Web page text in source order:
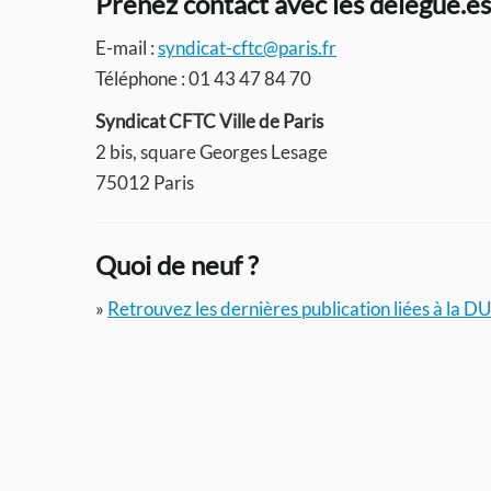
E-mail :syndicat-cftc@paris.fr
Téléphone : 01 43 47 84 70
Syndicat CFTC Ville de Paris
2 bis, square Georges Lesage
75012 Paris
Quoi de neuf ?
» Retrouvez les dernières publication liées à la DU